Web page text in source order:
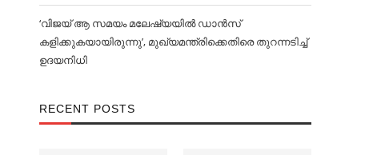
‘വിജയ് ആ സമയം മലേഷ്യയില്‍ ഡാൻസ്
കളിക്കുകയായിരുന്നു’, മുഖ്യമന്ത്രിക്കെതിരെ തുറന്നടിച്ച്‌
ഉദയനിധി
RECENT POSTS